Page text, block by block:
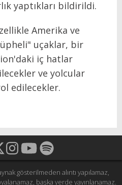
yaptıkları bildirildi.
Amerika ve
uçaklar, bir
iç hatlar
ve yolcular
edilecekler.
gösterilmeden alıntı yapılamaz,
başka yerde yayınlanamaz.